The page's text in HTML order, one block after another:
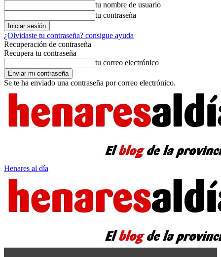
tu nombre de usuario
tu contraseña
¿Olvidaste tu contraseña? consigue ayuda
Recuperación de contraseña
Recupera tu contraseña
tu correo electrónico
Se te ha enviado una contraseña por correo electrónico.
Henares al día